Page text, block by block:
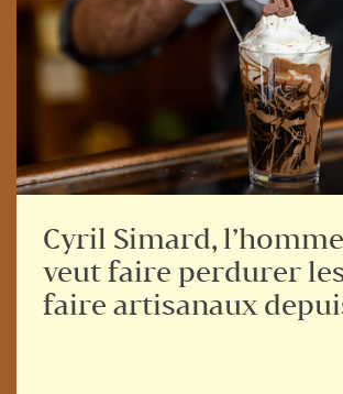
Cyril Simard,
veut faire perdurer
faire artisanaux